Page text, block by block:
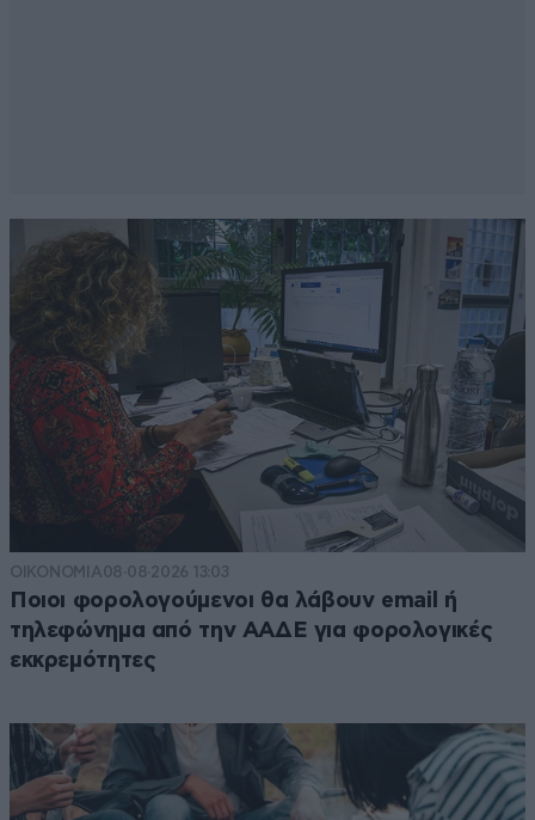
ΟΙΚΟΝΟΜΙΑ08·08·2026 13:03
Ποιοι φορολογούμενοι θα λάβουν email ή
τηλεφώνημα από την ΑΑΔΕ για φορολογικές
εκκρεμότητες